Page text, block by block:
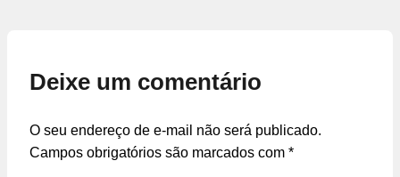
Deixe um comentário
O seu endereço de e-mail não será publicado.
Campos obrigatórios são marcados com *